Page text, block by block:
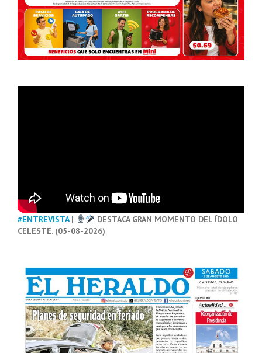
#ENTREVISTA|
DESTACA GRAN MOMENTO DEL ÍDOLO
CELESTE. (05-08-2026)